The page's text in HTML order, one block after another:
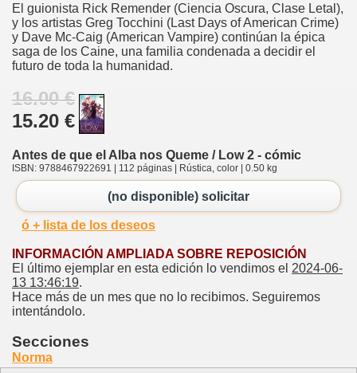
El guionista Rick Remender (Ciencia Oscura, Clase Letal),
y los artistas Greg Tocchini (Last Days of American Crime)
y Dave Mc-Caig (American Vampire) continúan la épica
saga de los Caine, una familia condenada a decidir el
futuro de toda la humanidad.
16.00 €
15.20 €
Antes de que el Alba nos Queme / Low 2 - cómic
ISBN: 9788467922691 | 112 páginas | Rústica, color | 0.50 kg
(no disponible) solicitar
ó + lista de los deseos
INFORMACIÓN AMPLIADA SOBRE REPOSICIÓN
El último ejemplar en esta edición lo vendimos el 2024-06-
13 13:46:19.
Hace más de un mes que no lo recibimos. Seguiremos
intentándolo.
Secciones
Norma